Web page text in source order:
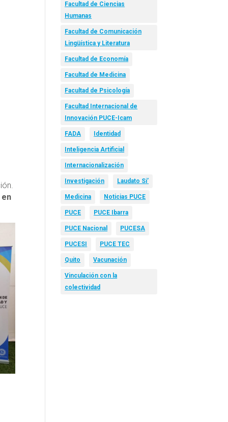
Facultad de Ciencias
Humanas
Facultad de Comunicación
Lingüística y Literatura
Facultad de Economía
Facultad de Medicina
Facultad de Psicología
Facultad Internacional de
Innovación PUCE-Icam
FADA Identidad
Inteligencia Artificial
Internacionalización
Investigación Laudato Si’
Medicina Noticias PUCE
PUCE PUCE Ibarra
PUCE Nacional PUCESA
PUCESI PUCE TEC
Quito Vacunación
Vinculación con la
colectividad